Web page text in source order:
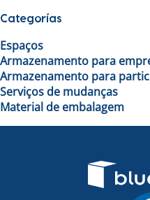
Categorías
Espaços
Armazenamento para
Armazenamento para
Serviços de mudanças
Material de embalagem